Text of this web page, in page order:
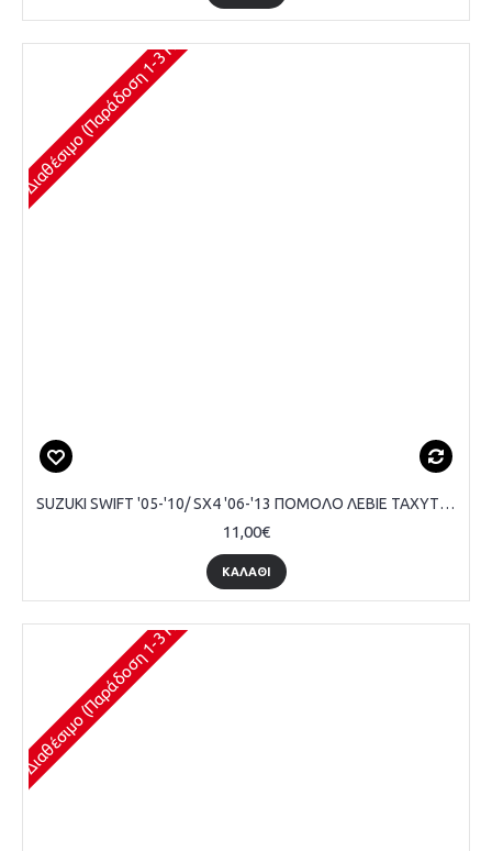
Διαθέσιμο (Παράδοση 1-3 Ημέρες)
SUZUKI SWIFT '05-'10/ SX4 '06-'13 ΠΟΜΟΛΟ ΛΕΒΙΕ ΤΑΧΥΤΗΤΩΝ ΤΥΠΟΥ 'D' 5 ΤΑΧΥΤΗΤΕΣ, ΜΑΥΡΟ
11,00€
ΚΑΛΆΘΙ
Διαθέσιμο (Παράδοση 1-3 Ημέρες)